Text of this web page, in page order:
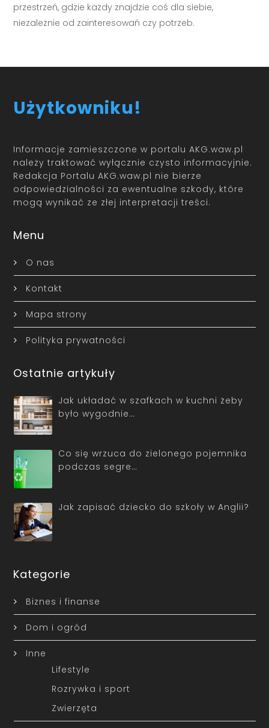
przestrzeń, gdzie każdy znajdzie coś dla siebie,
niezależnie od zainteresowań czy potrzeb.
Użytkowniku!
Informacje zamieszczone w portalu AKG.waw.pl
należy traktować wyłącznie czysto informacyjnie.
Redakcja Portalu AKG.waw.pl nie bierze
odpowiedzialności za ewentualne szkody, które
mogą wynikać ze złej interpretacji treści.
Menu
O nas
Kontakt
Mapa strony
Polityka prywatności
Ostatnie artykuły
Jak układać w szafkach w kuchni żeby
było wygodnie…
Co się wrzuca do zielonego pojemnika
podczas segre…
Jak zapisać dziecko do szkoły w Anglii?
Kategorie
Biznes i finanse
Dom i ogród
Inne
Lifestyle
Rozrywka i sport
Zwierzęta